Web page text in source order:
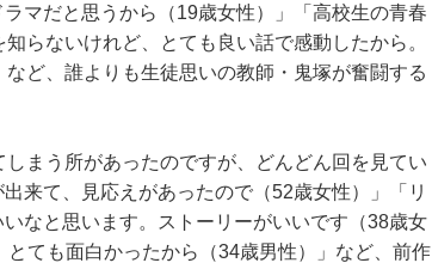
マだと思うから（19歳女性）」「高校生の青春
らないけれど、とても良い話で感動したから。
ど、誰よりも生徒思いの教師・鬼塚が奮闘する
まう所があったのですが、どんどん回を見てい
来て、見応えがあったので（52歳女性）」「リ
なと思います。ストーリーがいいです（38歳女
ても面白かったから（34歳男性）」など、前作